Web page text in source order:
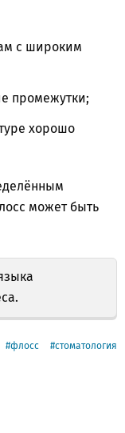
с широким
промежутки;
хорошо
может быть
флосс стоматология